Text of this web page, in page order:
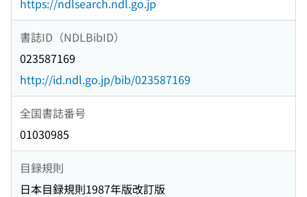
https://ndlsearch.ndl.go.jp
書誌ID（NDLBibID）
023587169
http://id.ndl.go.jp/bib/023587169
全国書誌番号
01030985
目録規則
日本目録規則1987年版改訂版